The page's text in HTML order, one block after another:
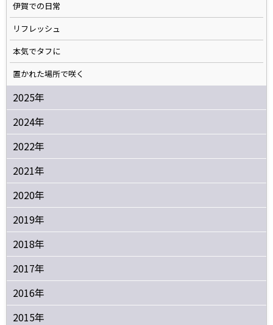
伊賀での日常
リフレッシュ
本気でタフに
置かれた場所で咲く
2025年
2024年
2022年
2021年
2020年
2019年
2018年
2017年
2016年
2015年